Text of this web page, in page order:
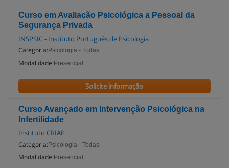
Curso em Avaliação Psicológica a Pessoal da
Segurança Privada
INSPSIC - Instituto Português de Psicologia
Categoria: Psicologia - Todas
Modalidade: Presencial
Solicite informação
Curso Avançado em Intervenção Psicológica na
Infertilidade
Instituto CRIAP
Categoria: Psicologia - Todas
Modalidade: Presencial